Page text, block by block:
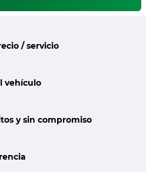
/ servicio
vehículo
y sin compromiso